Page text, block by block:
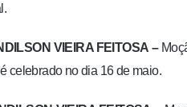
VIEIRA FEITOSA –
celebrado no dia 16 de maio.